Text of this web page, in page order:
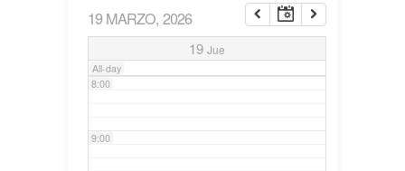
19 MARZO, 2026
19 Jue
All-day
7:00
8:00
9:00